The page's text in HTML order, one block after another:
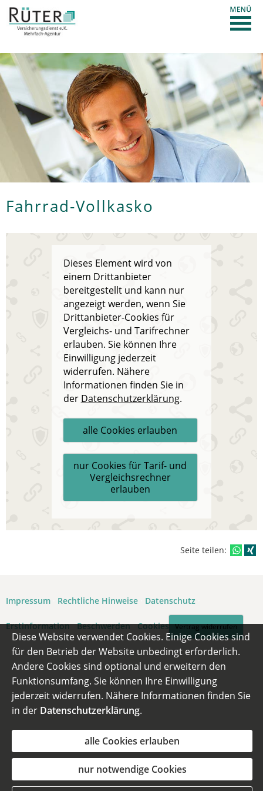
Fahrrad-Vollkasko
Dieses Element wird von
einem Drittanbieter
bereitgestellt und kann nur
angezeigt werden, wenn Sie
Drittanbieter-Cookies für
Vergleichs- und Tarifrechner
erlauben. Sie können Ihre
Einwilligung jederzeit
widerrufen. Nähere
Informationen finden Sie in
der Datenschutzerklärung.
alle Cookies erlauben
nur Cookies für Tarif- und
Vergleichsrechner
erlauben
Seite teilen:
Impressum Rechtliche Hinweise Datenschutz
Erstinformation·Beschwerden·Cookies Vertrag widerrufen
Diese Website verwendet Cookies. Einige Cookies sind
für den Betrieb der Website unbedingt erforderlich.
Andere Cookies sind optional und erweitern den
Funktionsumfang. Sie können Ihre Einwilligung
jederzeit widerrufen. Nähere Informationen finden Sie
in der Datenschutzerklärung.
alle Cookies erlauben
nur notwendige Cookies